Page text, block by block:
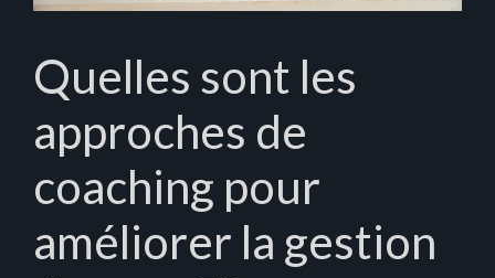
Quelles sont les
approches de
coaching pour
améliorer la gestion